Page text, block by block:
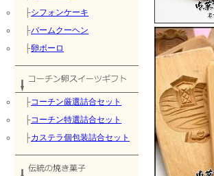
├シフォンケーキ
├バームクーヘン
├卵ボーロ
├コーチン厳選詰合セット
├コーチン特選詰合セット
├カステラ個包装詰合セット